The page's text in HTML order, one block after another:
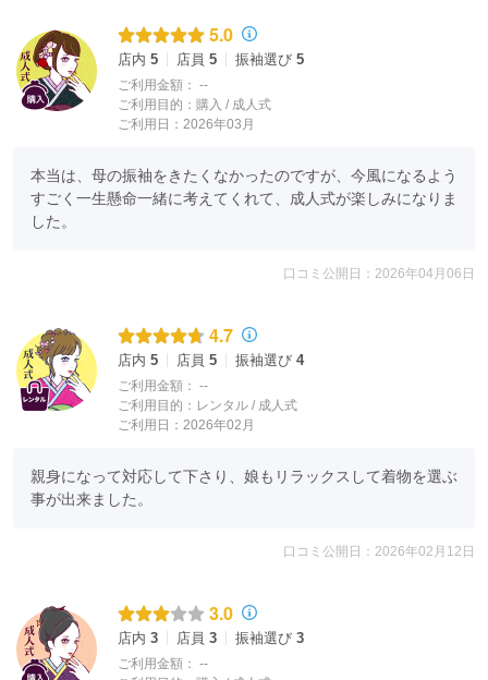
5.0
店内 5 店員 5 振袖選び 5
ご利用金額： --
ご利用目的： 購入 / 成人式
ご利用日：2026年03月
本当は、母の振袖をきたくなかったのですが、今風になるよう
すごく一生懸命一緒に考えてくれて、成人式が楽しみになりま
した。
口コミ公開日：2026年04月06日
4.7
店内 5 店員 5 振袖選び 4
ご利用金額： --
ご利用目的： レンタル / 成人式
ご利用日：2026年02月
親身になって対応して下さり、娘もリラックスして着物を選ぶ
事が出来ました。
口コミ公開日：2026年02月12日
3.0
店内 3 店員 3 振袖選び 3
ご利用金額： --